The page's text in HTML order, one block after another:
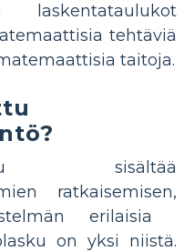
laskentataulukot
tehtäviä
taitoja.
sisältää
ratkaisemisen,
erilaisia
on yksi niistä.